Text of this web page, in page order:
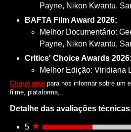
Payne, Nikon Kwantu,
BAFTA Film Award 2026:
Melhor Documentário:
Payne, Nikon Kwantu,
Critics' Choice Awards 2026:
Melhor Edição: Viridiana
Clique aqui para nos informar sobre um
filme, plataforma,..
Detalhe das avaliações
5